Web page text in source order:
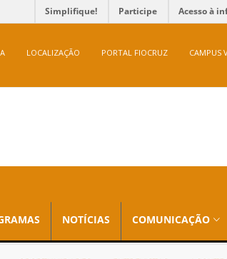
Simplifique! Participe Acesso à
LOCALIZAÇÃO PORTAL FIOCRUZ CAMPUS
NOTÍCIAS COMUNICAÇÃO